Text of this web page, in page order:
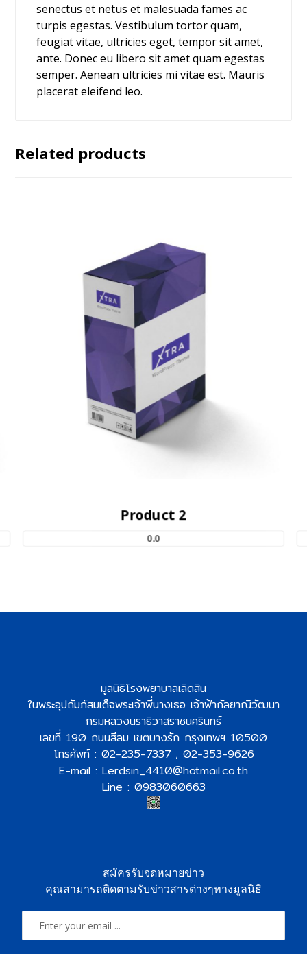
senectus et netus et malesuada fames ac
turpis egestas. Vestibulum tortor quam,
feugiat vitae, ultricies eget, tempor sit amet,
ante. Donec eu libero sit amet quam egestas
semper. Aenean ultricies mi vitae est. Mauris
placerat eleifend leo.
Related products
Product 2
0.0
มูลนิธิโรงพยาบาลเลิดสิน
ในพระอุปถัมภ์สมเด็จพระเจ้าพี่นางเธอ เจ้าฟ้ากัลยาณิวัฒนา
กรมหลวงนราธิวาสราชนครินทร์
เลขที่ 190 ถนนสีลม เขตบางรัก กรุงเทพฯ 10500
โทรศัพท์ : 02-235-7337 , 02-353-9626
E-mail : Lerdsin_4410@hotmail.co.th
Line : 0983060663
สมัครรับจดหมายข่าว
คุณสามารถติดตามรับข่าวสารต่างๆทางมูลนิธิ